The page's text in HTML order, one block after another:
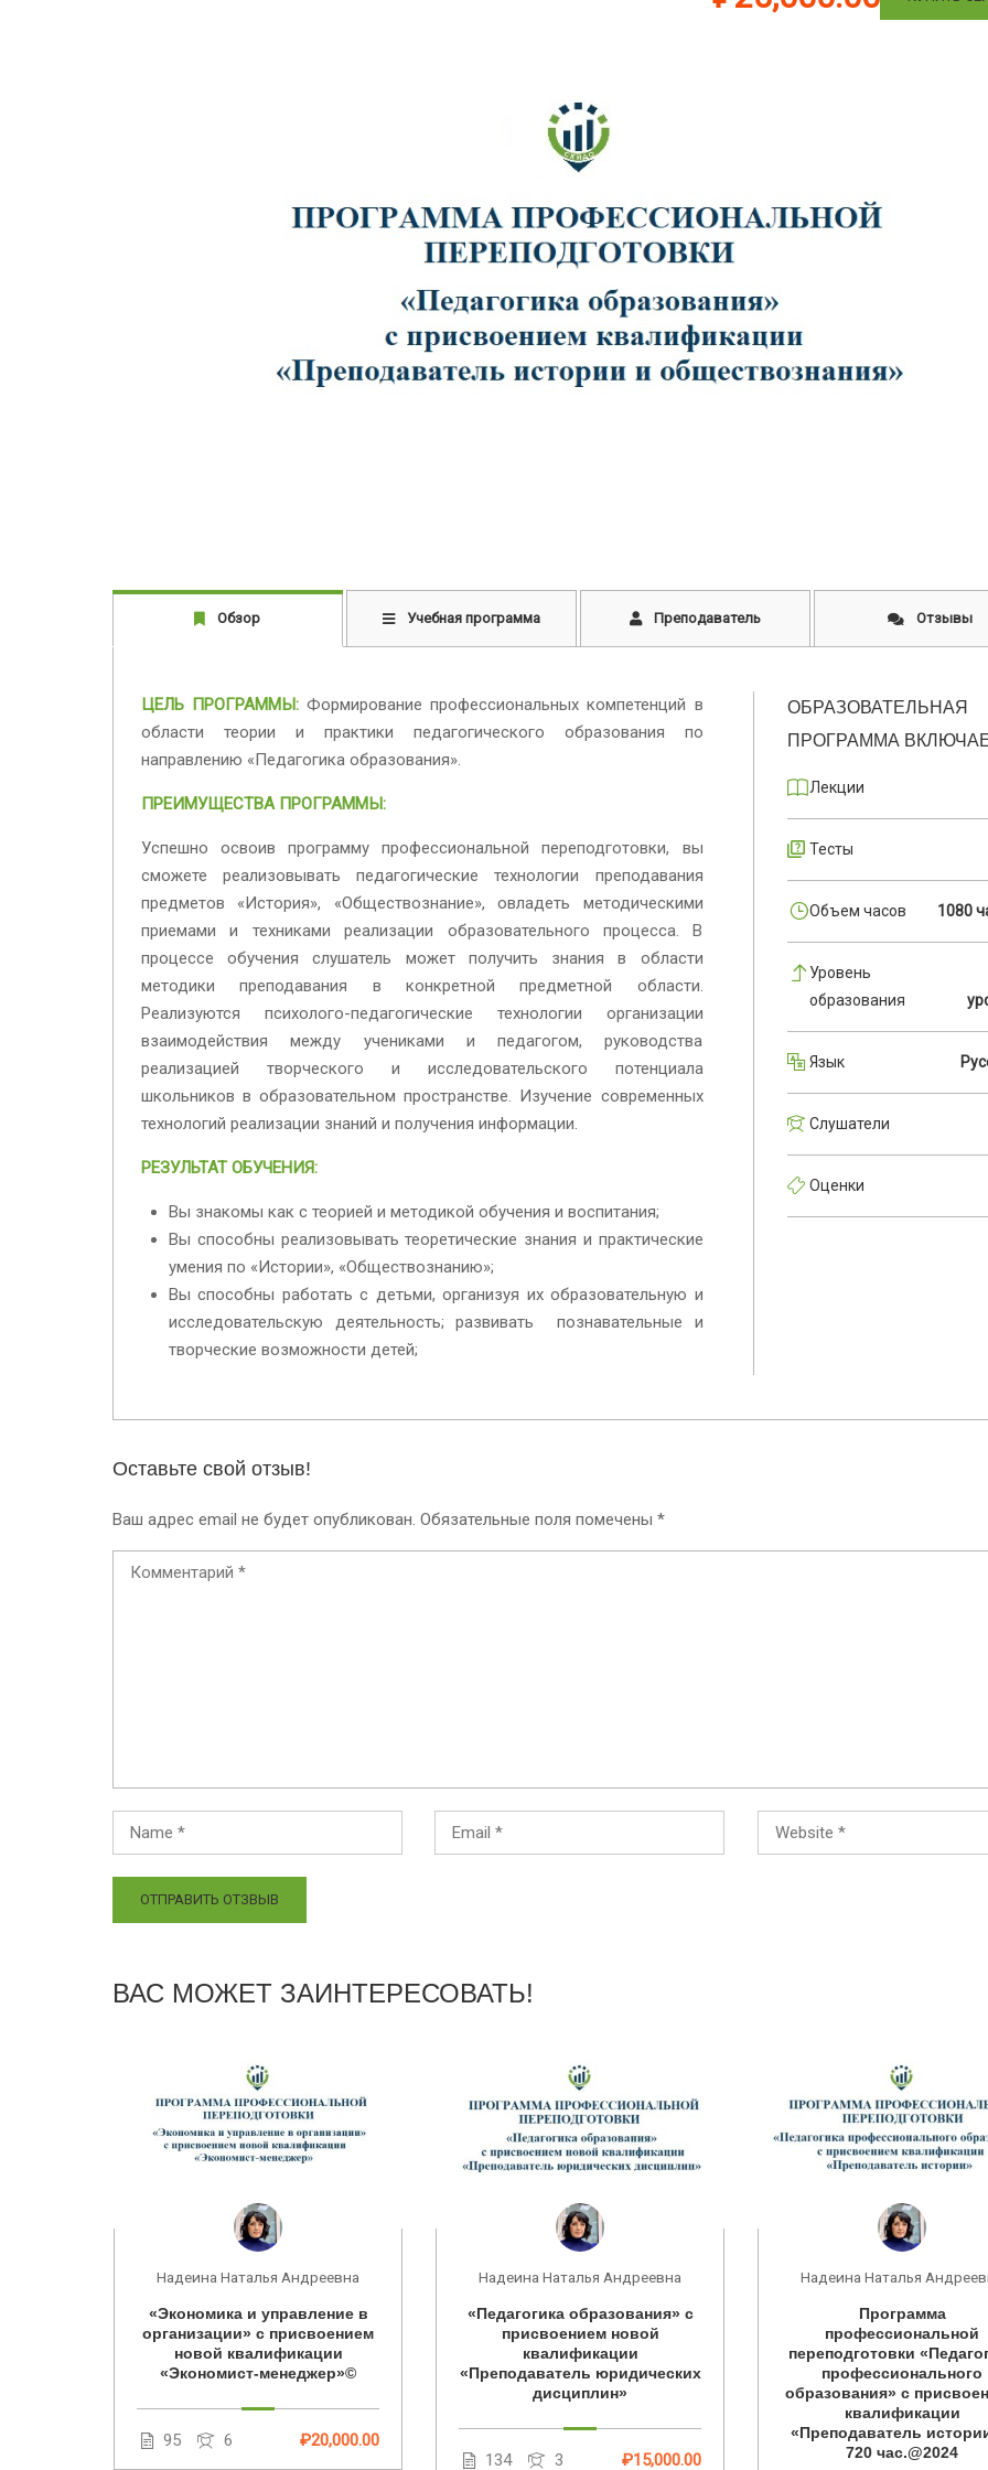
Обзор Учебная программа Преподаватель Отзывы
ЦЕЛЬ ПРОГРАММЫ:Формирование профессиональных компетенций в
области теории и практики педагогического образования по
направлению «Педагогика образования».
ПРЕИМУЩЕСТВА ПРОГРАММЫ:
Успешно освоив программу профессиональной переподготовки, вы
сможете реализовывать педагогические технологии преподавания
предметов «История», «Обществознание», овладеть методическими
приемами и техниками реализации образовательного процесса. В
процессе обучения слушатель может получить знания в области
методики преподавания в конкретной предметной области.
Реализуются психолого-педагогические технологии организации
взаимодействия между учениками и педагогом, руководства
реализацией творческого и исследовательского потенциала
школьников в образовательном пространстве. Изучение современных
технологий реализации знаний и получения информации.
РЕЗУЛЬТАТ ОБУЧЕНИЯ:
Вы знакомы как с теорией и методикой обучения и воспитания;
Вы способны реализовывать теоретические знания и практические
умения по «Истории», «Обществознанию»;
Вы способны работать с детьми, организуя их образовательную и
исследовательскую деятельность; развивать познавательные и
творческие возможности детей;
ОБРАЗОВАТЕЛЬНАЯ
ПРОГРАММА
Лекции
Тесты
Объем часов 1080
Уровень
образования
Язык
Слушатели
Оценки
Оставьте свой отзыв!
Ваш адрес email не будет опубликован. Обязательные поля помечены *
ВАС МОЖЕТ ЗАИНТЕРЕСОВАТЬ!
Надеина Наталья Андреевна
«Экономика и управление в
организации» с присвоением
новой квалификации
«Экономист-менеджер»©
95 6 ₽20,000.00
Надеина Наталья Андреевна
«Педагогика образования» с
присвоением новой
квалификации
«Преподаватель юридических
дисциплин»
134 3 ₽15,000.00
Надеина Наталья
Программа
профессиональной
переподготовки
профессионального
образования» с
квалификации
«Преподаватель
720 час.@2024